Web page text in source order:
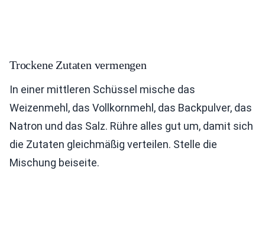
Trockene Zutaten vermengen
In einer mittleren Schüssel mische das
Weizenmehl, das Vollkornmehl, das Backpulver, das
Natron und das Salz. Rühre alles gut um, damit sich
die Zutaten gleichmäßig verteilen. Stelle die
Mischung beiseite.